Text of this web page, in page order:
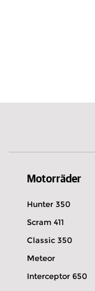
Motorräder
Hunter 350
Scram 411
Classic 350
Meteor
Interceptor 650